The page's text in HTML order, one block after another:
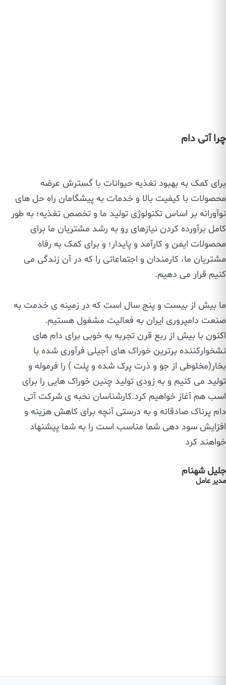
چرا آتی دام
برای کمک به بهبود تغذیه حیوانات با گسترش عرضه
محصولات با کیفیت بالا و خدمات به پیشگامان راه حل های
نوآورانه بر اساس تکنولوژی تولید ما و تخصص تغذیه؛ به طور
کامل برآورده کردن نیازهای رو به رشد مشتریان ما برای
محصولات ایمن و کارآمد و پایدار؛ و برای کمک به رفاه
مشتریان ما، کارمندان و اجتماعاتی را که در آن زندگی می
کنیم قرار می دهیم.
ما بیش از بیست و پنج سال است که در زمینه ی خدمت به
صنعت دامپروری ایران به فعالیت مشغول هستیم.
اکنون با بیش از ربع قرن تجربه به خوبی برای دام های
نشخوارکننده برترین خوراک های آجیلی فرآوری شده با
بخار(مخلوطی از جو و ذرت پرک شده و پلت ) را فرموله و
تولید می کنیم و به زودی تولید چنین خوراک هایی را برای
اسب هم آغاز خواهیم کرد.کارشناسان نخبه ی شرکت آتی
دام پرناک صادقانه و به درستی آنچه برای کاهش هزینه و
افزایش سود دهی شما مناسب است را به شما پیشنهاد
خواهند کرد
جلیل شهنام
مدیر عامل